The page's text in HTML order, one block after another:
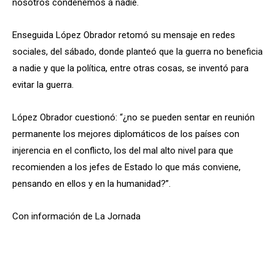
nosotros condenemos a nadie.
Enseguida López Obrador retomó su mensaje en redes
sociales, del sábado, donde planteó que la guerra no beneficia
a nadie y que la política, entre otras cosas, se inventó para
evitar la guerra.
López Obrador cuestionó: “¿no se pueden sentar en reunión
permanente los mejores diplomáticos de los países con
injerencia en el conflicto, los del mal alto nivel para que
recomienden a los jefes de Estado lo que más conviene,
pensando en ellos y en la humanidad?”.
Con información de La Jornada